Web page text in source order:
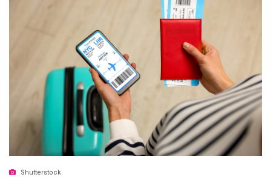
Shutterstock